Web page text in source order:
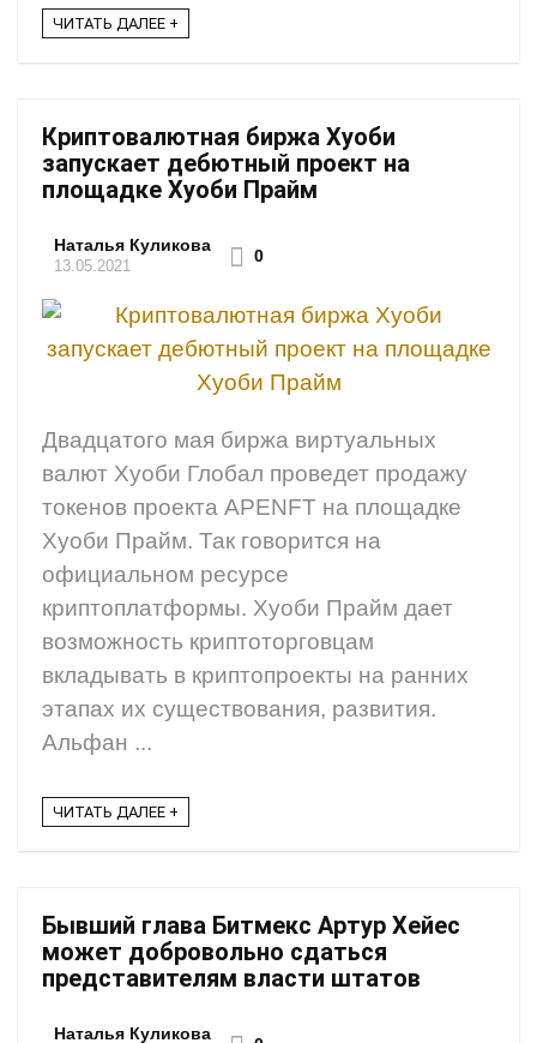
ЧИТАТЬ ДАЛЕЕ +
Криптовалютная биржа Хуоби
запускает дебютный проект на
площадке Хуоби Прайм
Наталья Куликова
13.05.2021
0
Двадцатого мая биржа виртуальных
валют Хуоби Глобал проведет продажу
токенов проекта APENFT на площадке
Хуоби Прайм. Так говорится на
официальном ресурсе
криптоплатформы. Хуоби Прайм дает
возможность криптоторговцам
вкладывать в криптопроекты на ранних
этапах их существования, развития.
Альфан ...
ЧИТАТЬ ДАЛЕЕ +
Бывший глава Битмекс Артур Хейес
может добровольно сдаться
представителям власти штатов
Наталья Куликова